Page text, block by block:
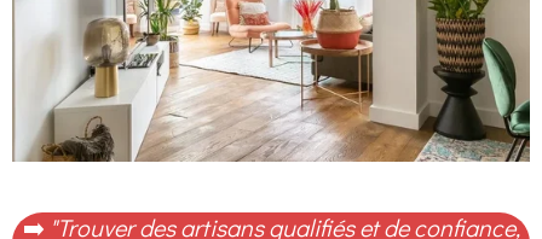
➡️ "Trouver des artisans qualifiés et de confiance,